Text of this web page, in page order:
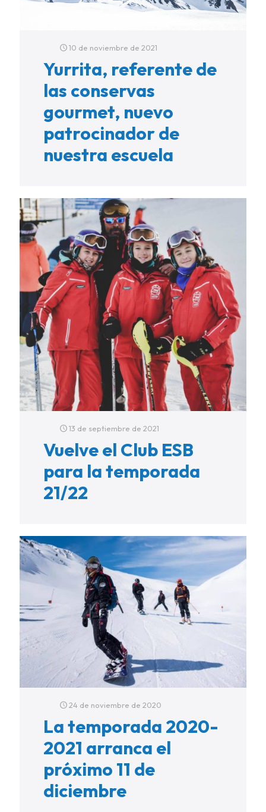
10 de noviembre de 2021
Yurrita, referente de
las conservas
gourmet, nuevo
patrocinador de
nuestra escuela
13 de septiembre de 2021
Vuelve el Club ESB
para la temporada
21/22
24 de noviembre de 2020
La temporada 2020-
2021 arranca el
próximo 11 de
diciembre